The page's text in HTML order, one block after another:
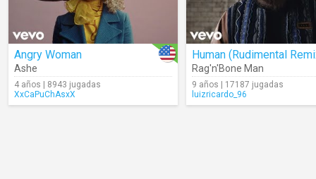
Angry Woman
Ashe
4 años | 8943 jugadas
XxCaPuChAsxX
Human (Rudimental
Rag'n'Bone Man
9 años | 17187 jugadas
luizricardo_96